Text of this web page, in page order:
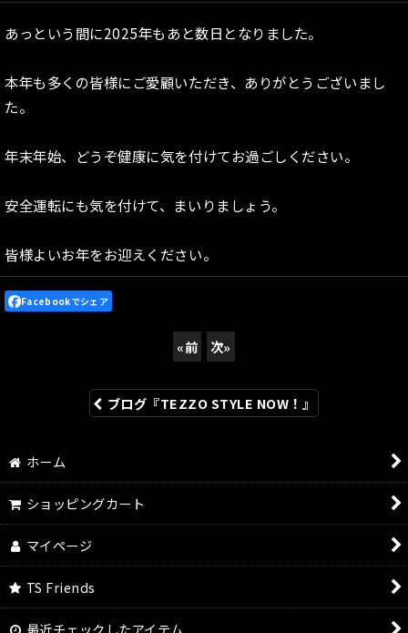
あっという間に2025年もあと数日となりました。
本年も多くの皆様にご愛顧いただき、ありがとうございまし
た。
年末年始、どうぞ健康に気を付けてお過ごしください。
安全運転にも気を付けて、まいりましょう。
皆様よいお年をお迎えください。
Facebookでシェア
«前 次»
ブログ『TEZZO STYLE NOW！』
ホーム
ショッピングカート
マイページ
TS Friends
最近チェックしたアイテム